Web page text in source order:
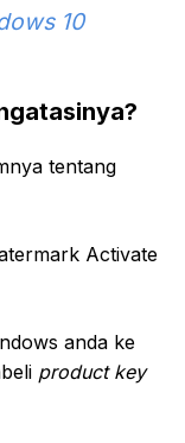
10
tentang
Activate
anda ke
product key